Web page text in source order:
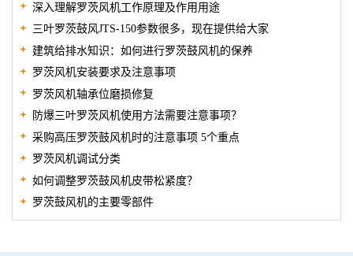
深入理解罗茨风机工作原理及作用用途
三叶罗茨鼓风JTS-150参数很多，现在提供给大家
建筑给排水知识：如何进行罗茨鼓风机的保养
罗茨风机安装要求及注意事项
罗茨风机轴承位磨损修复
防爆三叶罗茨风机使用方法需要注意事项？
采购高压罗茨鼓风机时的注意事项 5个重点
罗茨风机调试分类
如何调整罗茨鼓风机皮带松紧度？
罗茨鼓风机的主要零部件